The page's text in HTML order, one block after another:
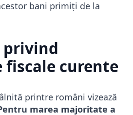
bani primiți de la
curente
printre români vizează
marea majoritate a